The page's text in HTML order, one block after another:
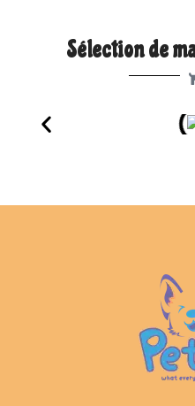
Sélection de